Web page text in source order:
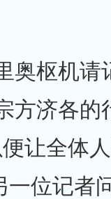
奥枢机请
方济各的
让全体
一位记者